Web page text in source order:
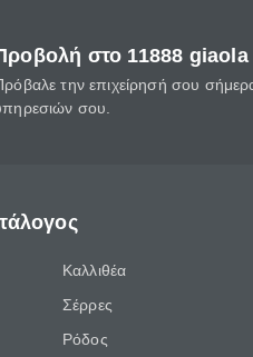
στο 11888 giaola
την επιχείρησή σου
σου.
Καλλιθέα
Σέρρες
Ρόδος